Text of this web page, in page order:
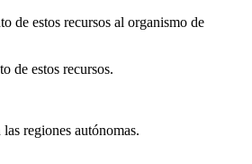
de estos recursos al organismo de
de estos recursos.
regiones autónomas.